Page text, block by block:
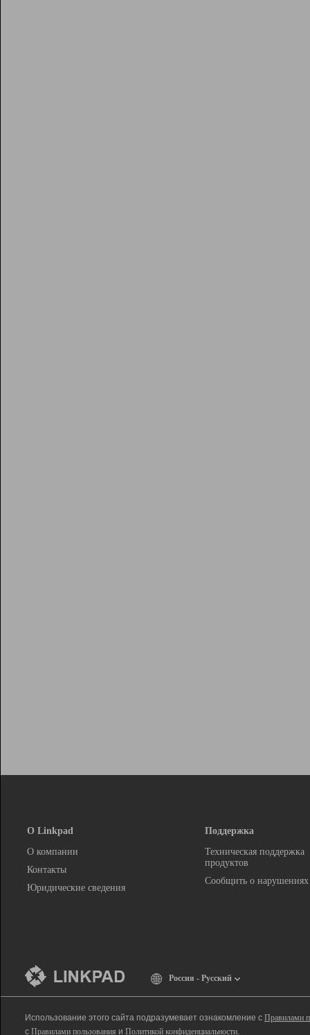
О Linkpad
О компании
Контакты
Юридические сведения
Поддержка
Техническая поддержка
продуктов
Сообщить о нарушениях
Россия - Русский
Использование этого сайта подразумевает ознакомление с Правилами
с Правилами пользования и Политикой конфиденциальности.